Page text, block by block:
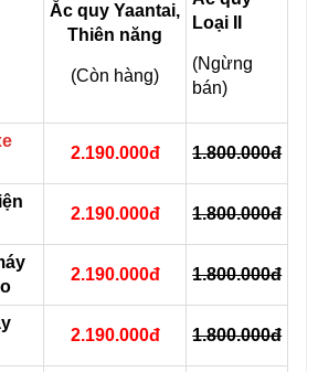
Ắc quy Yaantai,
Thiên năng
(Còn hàng)
Loại II
(Ngừng
bán)
2.190.000đ 1.800.000đ
2.190.000đ 1.800.000đ
2.190.000đ 1.800.000đ
2.190.000đ 1.800.000đ